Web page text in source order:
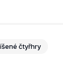
čtyřhry